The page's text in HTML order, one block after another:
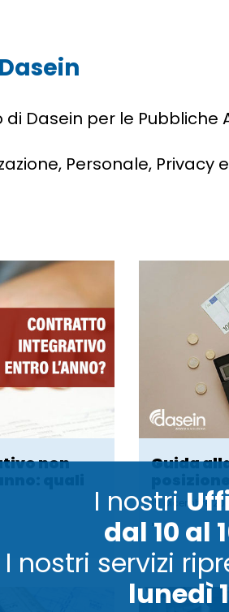
di Dasein per le
Personale,
non
Guida
19 Dicembre
»
I nostri
dal 10 al
I nostri servizi
lunedì